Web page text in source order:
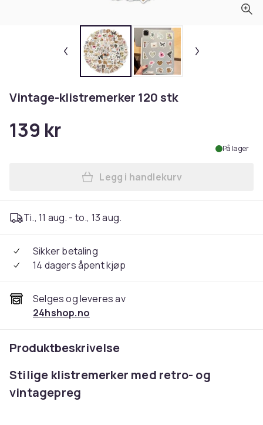
Vintage-klistremerker 120 stk
139 kr
På lager
Legg Vintage-
Legg i handlekurv
Ti., 11 aug. - to., 13 aug.
Sikker betaling
14 dagers åpent kjøp
Selges og leveres av
24hshop.no
Produktbeskrivelse
Stilige klistremerker med retro- og
vintagepreg